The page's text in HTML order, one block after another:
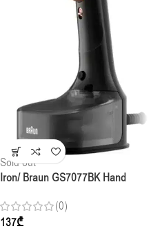
Sold out
Iron/ Braun GS7077BK Hand
(0)
137₾